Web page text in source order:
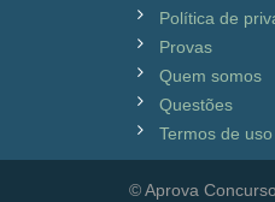
Política de
Provas
Quem somos
Questões
Termos de uso
© Aprova